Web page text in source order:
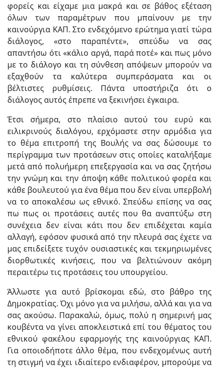
φορείς και είχαμε μια μακρά και σε βάθος εξέταση
όλων των παραμέτρων που μπαίνουν με την
καινούργια ΚΑΠ. Στο ενδεχόμενο ερώτημα γιατί τώρα
διάλογος, «στο παραπέντε», σπεύδω να σας
απαντήσω ότι «κάλιο αργά, παρά ποτέ» και πως μόνο
με το διάλογο και τη σύνθεση απόψεων μπορούν να
εξαχθούν τα καλύτερα συμπεράσματα και οι
βέλτιστες ρυθμίσεις. Πάντα υποστήριζα ότι ο
διάλογος αυτός έπρεπε να ξεκινήσει έγκαιρα.
Έτσι σήμερα, στο πλαίσιο αυτού του ευρύ και
ειλικρινούς διαλόγου, ερχόμαστε στην αρμόδια για
το θέμα επιτροπή της Βουλής να σας δώσουμε το
περίγραμμα των προτάσεων στις οποίες καταλήξαμε
μετά από πολυήμερη επεξεργασία και να σας ζητήσω
την γνώμη και την άποψη κάθε πολιτικού φορέα και
κάθε βουλευτού για ένα θέμα που δεν είναι υπερβολή
να το αποκαλέσω ως εθνικό. Σπεύδω επίσης να σας
πω πως οι προτάσεις αυτές που θα αναπτύξω στη
συνέχεια δεν είναι κάτι που δεν επιδέχεται καμία
αλλαγή, εφόσον φυσικά από την πλευρά σας έχετε να
μας επιδείξετε τυχόν ουσιαστικές και τεκμηριωμένες
διορθωτικές κινήσεις, που να βελτιώνουν ακόμη
περαιτέρω τις προτάσεις του υπουργείου.
Άλλωστε για αυτό βρίσκομαι εδώ, στο βάθρο της
Δημοκρατίας. Όχι μόνο για να μιλήσω, αλλά και για να
σας ακούσω. Παρακαλώ, όμως, πολύ η σημερινή μας
κουβέντα να γίνει αποκλειστικά επί του θέματος του
εθνικού φακέλου εφαρμογής της καινούργιας ΚΑΠ.
Για οποιοδήποτε άλλο θέμα, που ενδεχομένως αυτή
τη στιγμή να έχει ιδιαίτερο ενδιαφέρον, μπορούμε να